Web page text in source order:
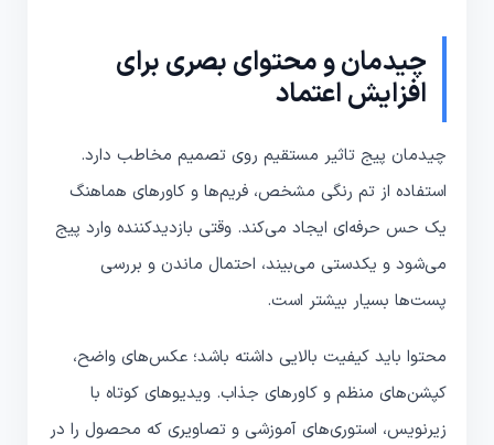
چیدمان و محتوای بصری برای
افزایش اعتماد
چیدمان پیج تاثیر مستقیم روی تصمیم مخاطب دارد.
استفاده از تم رنگی مشخص، فریم‌ها و کاورهای هماهنگ
یک حس حرفه‌ای ایجاد می‌کند. وقتی بازدیدکننده وارد پیج
می‌شود و یکدستی می‌بیند، احتمال ماندن و بررسی
پست‌ها بسیار بیشتر است.
محتوا باید کیفیت بالایی داشته باشد؛ عکس‌های واضح،
کپشن‌های منظم و کاورهای جذاب. ویدیوهای کوتاه با
زیرنویس، استوری‌های آموزشی و تصاویری که محصول را در